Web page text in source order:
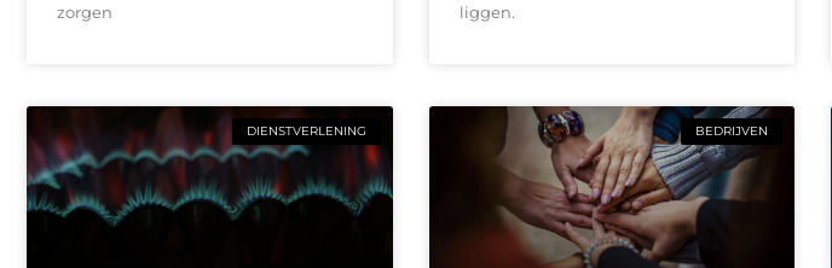
zorgen
liggen.
DIENSTVERLENING BEDRIJVEN